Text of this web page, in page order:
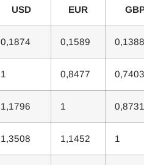
USD EUR
0,1874 0,1589 0,1388
1 0,8477 0,7403
1,1796 1 0,8731
1,3508 1,1452 1